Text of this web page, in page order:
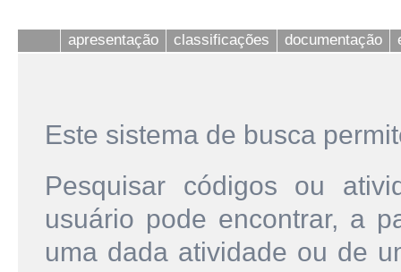
apresentação classificações documentação
Este sistema de busca
Pesquisar códigos ou
usuário pode encontrar, a
uma dada atividade ou de